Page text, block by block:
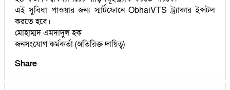
এই সুবিধা পাওয়ার জন্য স্মার্টফোনে ObhaiVTS ট্র্যাকার ইন্সটল
করতে হবে।
মোহাম্মদ এমদাদুল হক
জনসংযোগ কর্মকর্তা (অতিরিক্ত দায়িত্ব)
Share